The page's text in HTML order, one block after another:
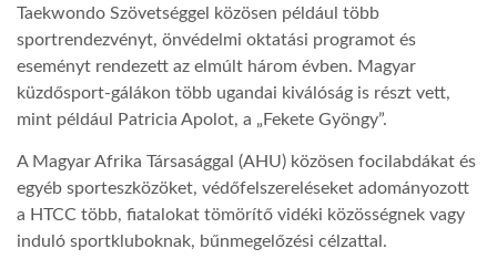
Taekwondo Szövetséggel közösen például több
sportrendezvényt, önvédelmi oktatási programot és
eseményt rendezett az elmúlt három évben. Magyar
küzdősport-gálákon több ugandai kiválóság is részt vett,
mint például Patricia Apolot, a „Fekete Gyöngy”.
A Magyar Afrika Társasággal (AHU) közösen focilabdákat és
egyéb sporteszközöket, védőfelszereléseket adományozott
a HTCC több, fiatalokat tömörítő vidéki közösségnek vagy
induló sportkluboknak, bűnmegelőzési célzattal.